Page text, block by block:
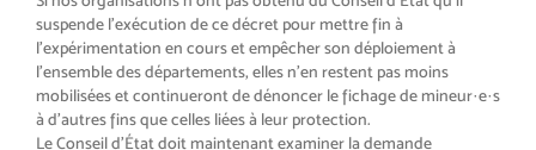
suspende l’exécution de ce décret pour mettre fin à
l’expérimentation en cours et empêcher son déploiement à
l’ensemble des départements, elles n’en restent pas moins
mobilisées et continueront de dénoncer le fichage de mineur·e·s
à d’autres fins que celles liées à leur protection.
Le Conseil d’État doit maintenant examiner la demande